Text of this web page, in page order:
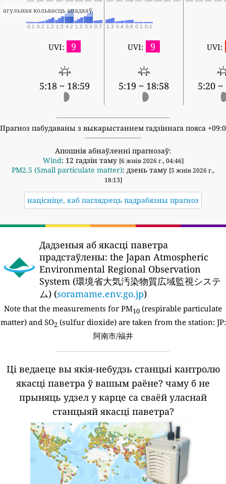
агульная колькасць ападкаў
0.1 0.2 1.2 1.5 4.2 1.2 3.3 0.7 1.3 0.4 0.8 0.1 0.1
UVI: 9
5:18 ~ 18:59
UVI: 9
5:19 ~ 18:58
UVI:
5:20 ~
Прагноз пабудаваны з выкарыстаннем гадзіннага пояса
Апошнія абнаўленні прагнозаў:
Wind: 12 гадзін таму [6 жнів 2026 г., 04:46]
PM2.5 (Small particulate matter): дзень таму [5 жнів 2026 г.,
18:13]
націсніце, каб паглядзець падрабязны прагноз
Дадзеныя аб якасці паветра
прадстаўлены: the Japan Atmospheric
Environmental Regional Observation
System (環境省大気汚染物質広域監視システ
ム) (soramame.env.go.jp)
Note that the measurements for PM10 (respirable particulate
matter) and SO2 (sulfur dioxide) are taken from the station: JP:
阿南市/福井
Ці ведаеце вы якія-небудзь станцыі кантролю
якасці паветра ў вашым раёне? чаму б не
прыняць удзел у карце са сваёй уласнай
станцыяй якасці паветра?